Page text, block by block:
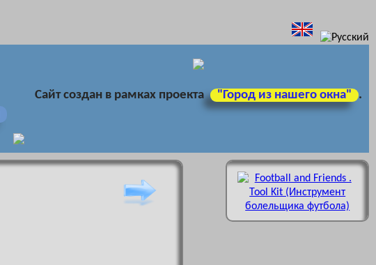
Сайт создан в рамках проекта "Город из нашего окна" .